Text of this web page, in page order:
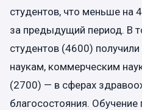
студентов, что меньше на
за предыдущий период. В
студентов (4600)
наукам, коммерческим
(2700) — в сферах
благосостояния.